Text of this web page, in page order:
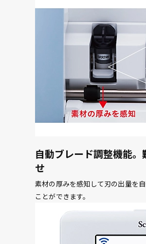
自動ブレード調整機能
せ
素材の厚みを感知して刃の出量を
ことができます。